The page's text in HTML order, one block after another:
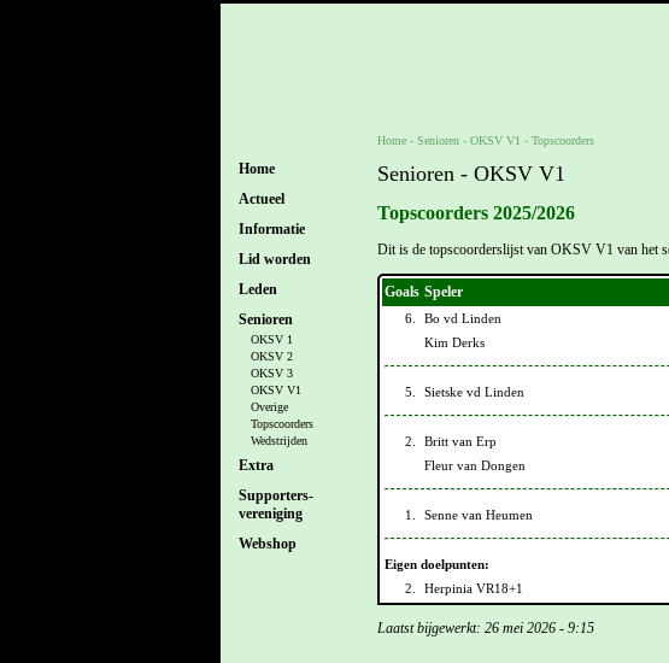
Home
Actueel
Informatie
Lid worden
Leden
Senioren
OKSV 1
OKSV 2
OKSV 3
OKSV V1
Overige
Topscoorders
Wedstrijden
Extra
Supporters-
vereniging
Webshop
Home- Senioren - OKSV V1 - Topscoorders
Senioren - OKSV V1
Topscoorders 2025/2026
Dit is de topscoorderslijst van OKSV V1 van het
Goals Speler
6. Bo vd Linden
Kim Derks
5. Sietske vd Linden
2. Britt van Erp
Fleur van Dongen
1. Senne van Heumen
Eigen doelpunten:
2.
Herpinia VR18+1
Laatst bijgewerkt: 26 mei 2026 - 9:15